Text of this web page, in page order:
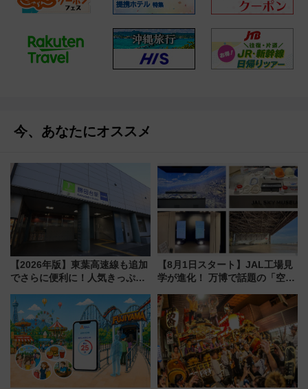
今、あなたにオススメ
【2026年版】東葉高速線も追加
でさらに便利に！人気きっぷ
今年も発売 秋・早春に千葉県を
巡るなら使い勝手・コスパ抜群
【8月1日スタート】JAL工場見
学が進化！ 万博で話題の「空飛
限定の歴代制服仮想試着体験も
レポート